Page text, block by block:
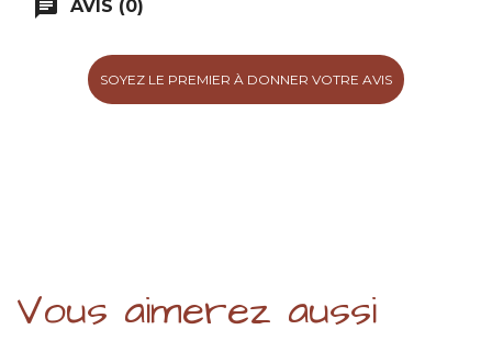
chat AVIS (0)
SOYEZ LE PREMIER À DONNER VOTRE AVIS
Vous aimerez aussi